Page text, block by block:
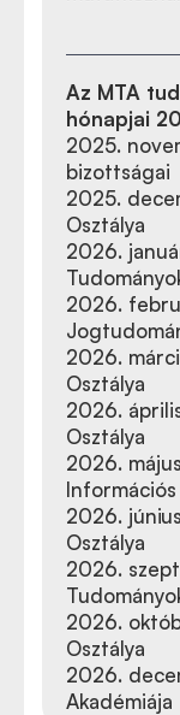
Az MTA
hónapjai
2025.
bizottságai
2025.
Osztálya
2026.
2026.
2026.
Osztálya
2026.
Osztálya
2026.
2026.
Osztálya
2026.
2026.
Osztálya
2026.
Akadémiája